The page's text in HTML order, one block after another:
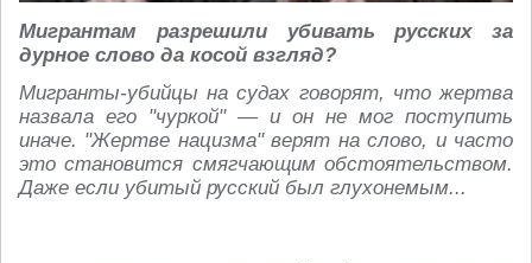
Мигрантам разрешили убивать русских за
дурное слово да косой взгляд?
Мигранты-убийцы на судах говорят, что жертва
назвала его "чуркой" — и он не мог поступить
иначе. "Жертве нацизма" верят на слово, и часто
это становится смягчающим обстоятельством.
Даже если убитый русский был глухонемым...